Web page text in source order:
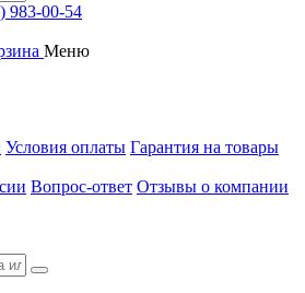
983-00-54
Меню
Условия оплаты Гарантия на товары
Вопрос-ответ Отзывы о компании